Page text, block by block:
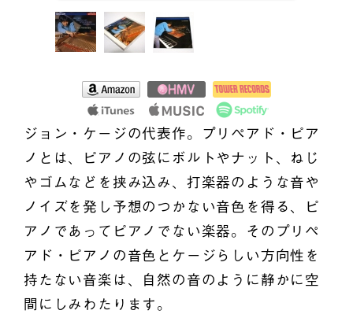
ジョン・ケージの代表作。プリペアド・ピア
ノとは、ピアノの弦にボルトやナット、ねじ
やゴムなどを挟み込み、打楽器のような音や
ノイズを発し予想のつかない音色を得る、ピ
アノであってピアノでない楽器。そのプリペ
アド・ピアノの音色とケージらしい方向性を
持たない音楽は、自然の音のように静かに空
間にしみわたります。